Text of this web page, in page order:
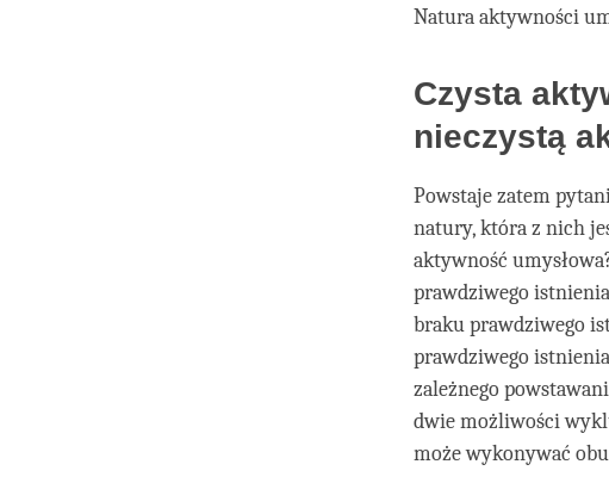
Natura aktywności
Czysta
nieczystą
Powstaje zatem
natury, która z nich
aktywność
prawdziwego
braku prawdziwego
prawdziwego
zależnego
dwie możliwości
może wykonywać